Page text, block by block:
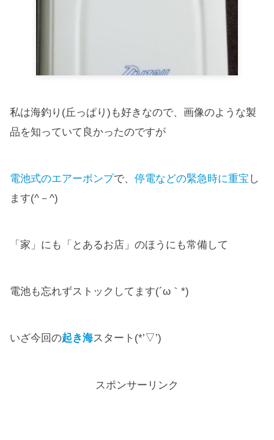
私は海釣り(丘っぱり)も好きなので、画像のような製
品を知っていて良かったのですが
電池式のエアーポンプで、 停電などの緊急時に重宝 し
ます(^－^)
「家」にも「とあるお店」のほうにも常備して
電池も忘れずストックしてます(´ω｀*)
いざ今回の起き海スタート(*’▽’)
スポンサーリンク